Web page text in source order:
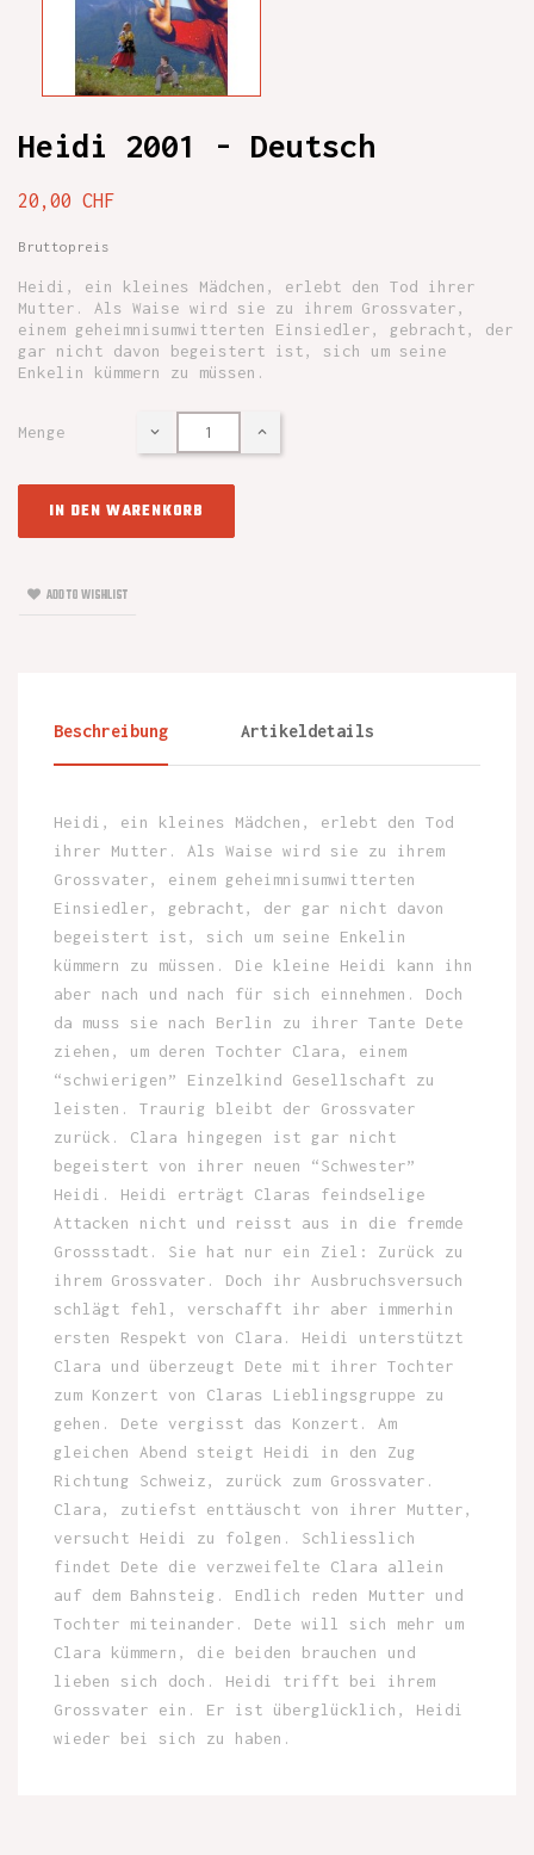
Heidi 2001 - Deutsch
20,00 CHF
Bruttopreis
Heidi, ein kleines Mädchen, erlebt den Tod ihrer
Mutter. Als Waise wird sie zu ihrem Grossvater,
einem geheimnisumwitterten Einsiedler, gebracht, der
gar nicht davon begeistert ist, sich um seine
Enkelin kümmern zu müssen.
Menge
IN DEN WARENKORB
ADD TO WISHLIST
Beschreibung Artikeldetails
Heidi, ein kleines Mädchen, erlebt den Tod
ihrer Mutter. Als Waise wird sie zu ihrem
Grossvater, einem geheimnisumwitterten
Einsiedler, gebracht, der gar nicht davon
begeistert ist, sich um seine Enkelin
kümmern zu müssen. Die kleine Heidi kann ihn
aber nach und nach für sich einnehmen. Doch
da muss sie nach Berlin zu ihrer Tante Dete
ziehen, um deren Tochter Clara, einem
“schwierigen” Einzelkind Gesellschaft zu
leisten. Traurig bleibt der Grossvater
zurück. Clara hingegen ist gar nicht
begeistert von ihrer neuen “Schwester”
Heidi. Heidi erträgt Claras feindselige
Attacken nicht und reisst aus in die fremde
Grossstadt. Sie hat nur ein Ziel: Zurück zu
ihrem Grossvater. Doch ihr Ausbruchsversuch
schlägt fehl, verschafft ihr aber immerhin
ersten Respekt von Clara. Heidi unterstützt
Clara und überzeugt Dete mit ihrer Tochter
zum Konzert von Claras Lieblingsgruppe zu
gehen. Dete vergisst das Konzert. Am
gleichen Abend steigt Heidi in den Zug
Richtung Schweiz, zurück zum Grossvater.
Clara, zutiefst enttäuscht von ihrer Mutter,
versucht Heidi zu folgen. Schliesslich
findet Dete die verzweifelte Clara allein
auf dem Bahnsteig. Endlich reden Mutter und
Tochter miteinander. Dete will sich mehr um
Clara kümmern, die beiden brauchen und
lieben sich doch. Heidi trifft bei ihrem
Grossvater ein. Er ist überglücklich, Heidi
wieder bei sich zu haben.